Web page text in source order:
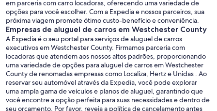
em parceria com carro locadoras, oferecendo uma variedade de
opções para você escolher. Com a Expedia e nossos parceiros, sua
próxima viagem promete ótimo custo-benefício e conveniência.
Empresas de aluguel de carros em Westchester County
A Expedia é o seu portal para serviços de aluguel de carros
executivos em Westchester County. Firmamos parceria com
locadoras que atendem aos nossos altos padrões, proporcionando
uma variedade de opções para aluguel de carros em Westchester
County de renomadas empresas como Localiza, Hertz e Unidas . Ao
reservar seu automóvel através da Expedia, você pode explorar
uma ampla gama de veículos e planos de aluguel, garantindo que
você encontre a opção perfeita para suas necessidades e dentro de
seu orçamento. Por favor, reveja a política de cancelamento antes